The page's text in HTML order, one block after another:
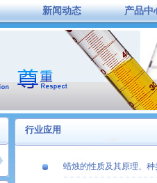
新闻动态 产品中
行业应用
蜡烛的性质及其原理、种